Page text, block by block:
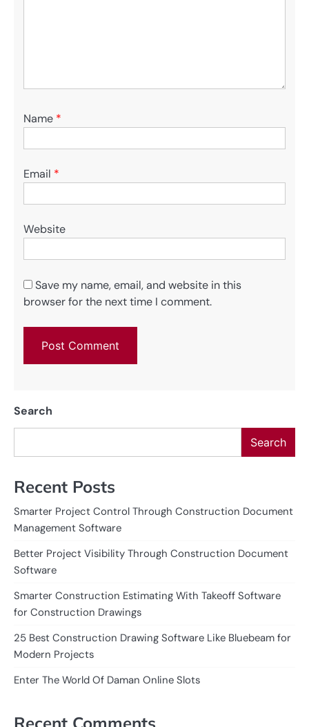
Name *
Email *
Website
Save my name, email, and website in this
browser for the next time I comment.
Search
Search
Recent Posts
Smarter Project Control Through Construction Document
Management Software
Better Project Visibility Through Construction Document
Software
Smarter Construction Estimating With Takeoff Software
for Construction Drawings
25 Best Construction Drawing Software Like Bluebeam for
Modern Projects
Enter The World Of Daman Online Slots
Recent Comments